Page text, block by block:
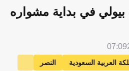
في بداية مشواره
07:09
العربية السعودية
النصر